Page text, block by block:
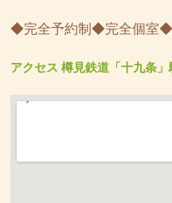
◆完全予約制◆完全個室
アクセス 樽見鉄道「十九条